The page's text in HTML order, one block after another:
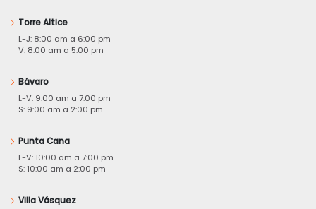
Torre Altice
L-J: 8:00 am a 6:00 pm
V: 8:00 am a 5:00 pm
Bávaro
L-V: 9:00 am a 7:00 pm
S: 9:00 am a 2:00 pm
Punta Cana
L-V: 10:00 am a 7:00 pm
S: 10:00 am a 2:00 pm
Villa Vásquez